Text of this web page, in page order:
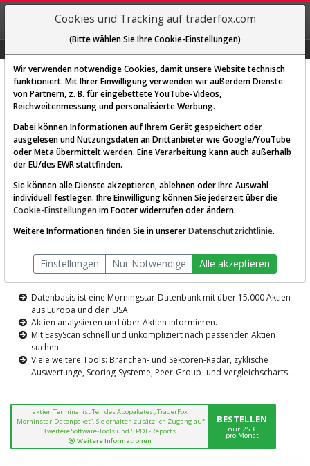
REGIS-
TRIEREN
Diese Funktion ist nur für
AKTIEN-TERMINAL
Die Aktienanalyse-Plattform von
TraderFox
Datenbasis ist eine Morningstar-Datenbank mit über 15.000 Aktien
aus Europa und den USA
Aktien analysieren und über Aktien informieren.
Mit EasyScan schnell und unkompliziert nach passenden Aktien
suchen
Viele weitere Tools: Branchen- und Sektoren-Radar, zyklische
Auswertunge, Scoring-Systeme, Peer-Group- und Vergleichscharts....
aktien Terminal ist Teil des Abopaketes „TraderFox
Morninstar-Datenpaket“. Sie erhalten zusätzlich Zugang auf
3 weitere Software-Tools und 5 PDF-Reports.
Weitere Informationen
BESTELLEN
nur 25 €
pro Monat
Cookies und Tracking auf traderfox.com
(Bitte wählen Sie Ihre Cookie-Einstellungen)
Wir verwenden notwendige Cookies, damit unsere Website technisch
funktioniert. Mit Ihrer Einwilligung verwenden wir außerdem Dienste
von Partnern, z. B. für eingebettete YouTube-Videos,
Reichweitenmessung und personalisierte Werbung.
Dabei können Informationen auf Ihrem Gerät gespeichert oder
ausgelesen und Nutzungsdaten an Drittanbieter wie Google/YouTube
oder Meta übermittelt werden. Eine Verarbeitung kann auch außerhalb
der EU/des EWR stattfinden.
Sie können alle Dienste akzeptieren, ablehnen oder Ihre Auswahl
individuell festlegen. Ihre Einwilligung können Sie jederzeit über die
Cookie-Einstellungen im Footer widerrufen oder ändern.
Weitere Informationen finden Sie in unsererDatenschutzrichtlinie.
Einstellungen Nur Notwendige Alle akzeptieren